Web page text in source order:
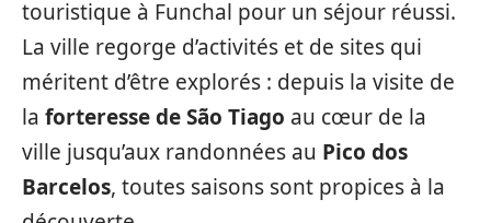
touristique à Funchal pour un séjour réussi.
La ville regorge d’activités et de sites qui
méritent d’être explorés : depuis la visite de
la forteresse de São Tiago au cœur de la
ville jusqu’aux randonnées au Pico dos
Barcelos, toutes saisons sont propices à la